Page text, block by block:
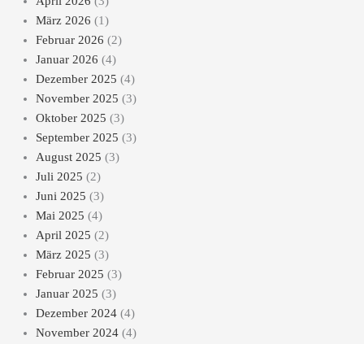
März 2026 (1)
Februar 2026 (2)
Januar 2026 (4)
Dezember 2025 (4)
November 2025 (3)
Oktober 2025 (3)
September 2025 (3)
August 2025 (3)
Juli 2025 (2)
Juni 2025 (3)
Mai 2025 (4)
April 2025 (2)
März 2025 (3)
Februar 2025 (3)
Januar 2025 (3)
Dezember 2024(4)
November 2024(4)